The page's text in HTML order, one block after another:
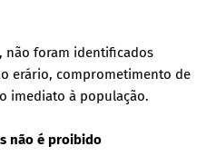
não foram identificados
erário, comprometimento de
imediato à população.
não é proibido